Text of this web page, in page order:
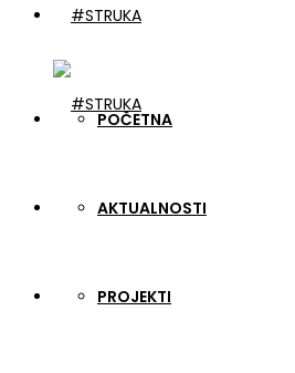
POČETNA
AKTUALNOSTI
PROJEKTI